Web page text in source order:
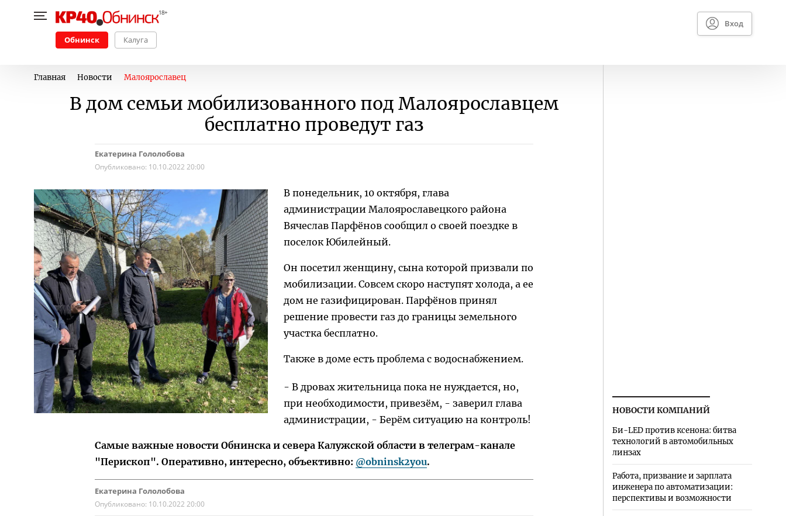
Обнинск Калуга
Вход
Главная Новости Малоярославец
В дом семьи мобилизованного под Малоярославцем
бесплатно проведут газ
Екатерина Гололобова
Опубликовано: 10.10.2022 20:00
В понедельник, 10 октября, глава
администрации Малоярославецкого района
Вячеслав Парфёнов сообщил о своей поездке в
поселок Юбилейный.
Он посетил женщину, сына которой призвали по
мобилизации. Совсем скоро наступят холода, а ее
дом не газифицирован. Парфёнов принял
решение провести газ до границы земельного
участка бесплатно.
Также в доме есть проблема с водоснабжением.
- В дровах жительница пока не нуждается, но,
при необходимости, привезём, - заверил глава
администрации, - Берём ситуацию на контроль!
Самые важные новости Обнинска и севера Калужской области в телеграм-канале
"Перископ". Оперативно, интересно, объективно: @obninsk2you.
Екатерина Гололобова
Опубликовано: 10.10.2022 20:00
НОВОСТИ КОМПАНИЙ
Би-LED против ксенона: битва
технологий в автомобильных
линзах
Работа, призвание и зарплата
инженера по автоматизации:
перспективы и возможности